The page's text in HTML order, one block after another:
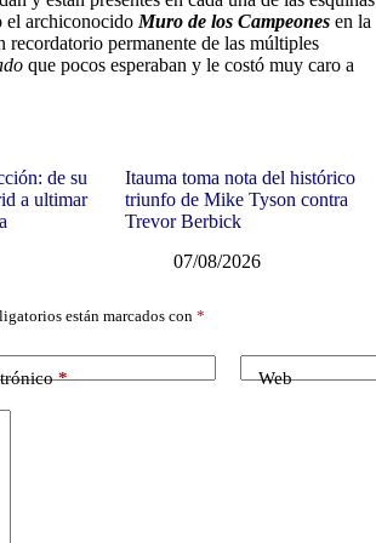
el archiconocido Muro de los Campeones en la
recordatorio permanente de las múltiples
que pocos esperaban y le costó muy caro a
de su
a ultimar
Itauma toma nota del histórico
triunfo de Mike Tyson contra
Trevor Berbick
07/08/2026
están marcados con *
* Web